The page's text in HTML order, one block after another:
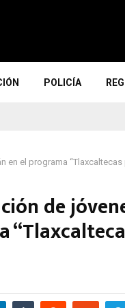
POLICÍA
en el programa “Tlaxcaltecas
de